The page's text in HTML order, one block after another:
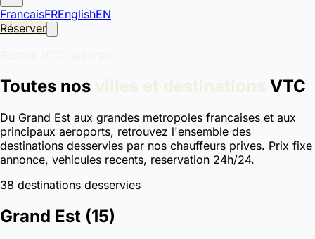
FrancaisFREnglishEN
Réserver
Reseau VTC national
Toutes nos villes et destinations VTC
Du Grand Est aux grandes metropoles francaises et aux
principaux aeroports, retrouvez l'ensemble des
destinations desservies par nos chauffeurs prives. Prix fixe
annonce, vehicules recents, reservation 24h/24.
38 destinations desservies
Grand Est (15)